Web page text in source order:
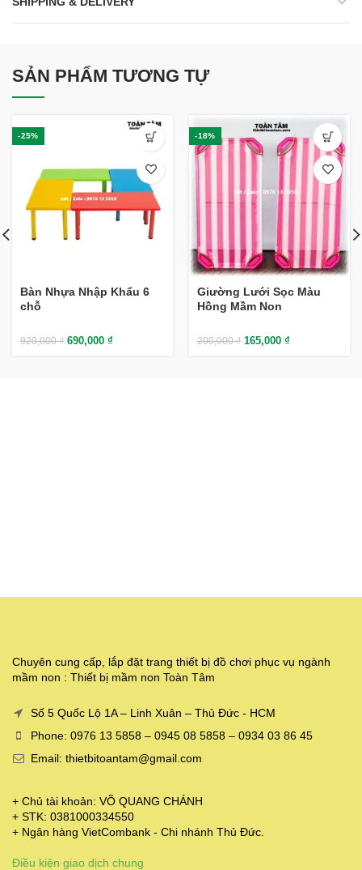
SẢN PHẨM TƯƠNG TỰ
-25%
Bàn Nhựa Nhập Khẩu 6
chỗ
920,000₫ 690,000 ₫
-18%
Giường Lưới Sọc Màu
Hồng Mầm Non
200,000₫ 165,000 ₫
Chuyên cung cấp, lắp đặt trang thiết bị đồ chơi phục vụ ngành
mầm non : Thiết bị mầm non Toàn Tâm
Số 5 Quốc Lộ 1A – Linh Xuân – Thủ Đức - HCM
Phone: 0976 13 5858 – 0945 08 5858 – 0934 03 86 45
Email: thietbitoantam@gmail.com
+ Chủ tài khoản: VÕ QUANG CHÁNH
+ STK: 0381000334550
+ Ngân hàng VietCombank - Chi nhánh Thủ Đức.
Điều kiện giao dịch chung